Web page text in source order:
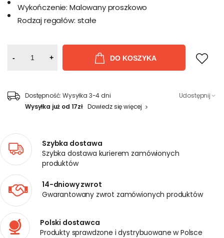
Wykończenie: Malowany proszkowo
Rodzaj regałów: stałe
- + DO KOSZYKA
Dostępność: Wysyłka 3-4 dni
Wysyłka już od 17zł Dowiedz się więcej
Udostępnij
Szybka dostawa
Szybka dostawa kurierem zamówionych
produktów
14-dniowy zwrot
Gwarantowany zwrot zamówionych produktów
Polski dostawca
Produkty sprawdzone i dystrybuowane w Polsce